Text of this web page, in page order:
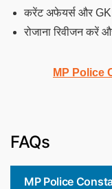
करेंट अफेयर्स और
रोजाना रिवीजन करें
MP Police
FAQs
MP Police